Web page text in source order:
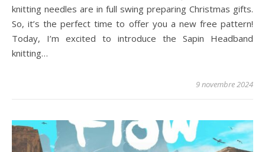
knitting needles are in full swing preparing Christmas gifts.
So, it’s the perfect time to offer you a new free pattern!
Today, I’m excited to introduce the Sapin Headband
knitting…
9 novembre 2024